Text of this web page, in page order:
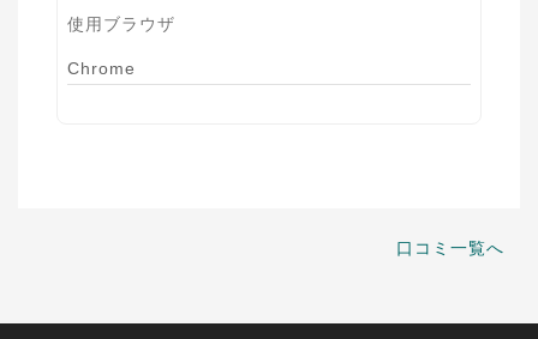
使用ブラウザ
Chrome
口コミ一覧へ